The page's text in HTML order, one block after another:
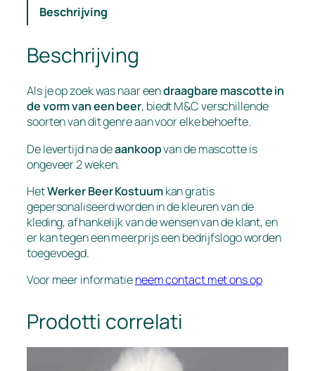
Beschrijving
Beschrijving
Als je op zoek was naar eendraagbare mascotte in
de vorm van een beer, biedt M&C verschillende
soorten van dit genre aan voor elke behoefte.
De levertijd na deaankoopvan de mascotte is
ongeveer 2 weken.
HetWerker Beer Kostuumkan gratis
gepersonaliseerd worden in de kleuren van de
kleding, afhankelijk van de wensen van de klant, en
er kan tegen een meerprijs een bedrijfslogo worden
toegevoegd.
Voor meer informatieneem contact met ons op
Prodotti correlati